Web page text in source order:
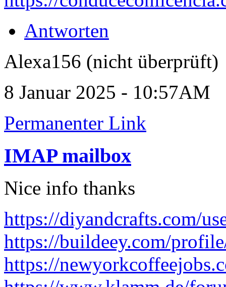
Antworten
Alexa156 (nicht überprüft)
8 Januar 2025 - 10:57AM
Permanenter Link
IMAP mailbox
Nice info thanks
https://diyandcrafts.com/
https://buildeey.com/
https://